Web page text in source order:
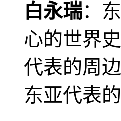
白永瑞：
心的世界
代表的周
东亚代表